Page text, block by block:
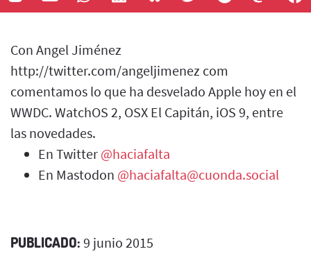
Con Angel Jiménez
http://twitter.com/angeljimenez com
comentamos lo que ha desvelado Apple hoy en el
WWDC. WatchOS 2, OSX El Capitán, iOS 9, entre
las novedades.
En Twitter @haciafalta
En Mastodon @haciafalta@cuonda.social
PUBLICADO: 9 junio 2015